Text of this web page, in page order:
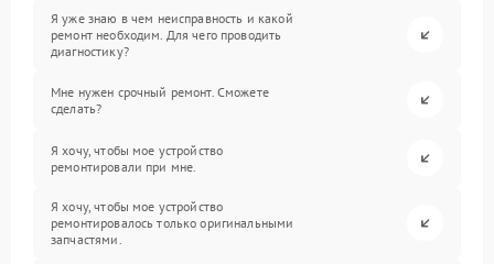
Я уже знаю в чем неисправность и какой
ремонт необходим. Для чего проводить
диагностику?
Мне нужен срочный ремонт. Сможете
сделать?
Я хочу, чтобы мое устройство
ремонтировали при мне.
Я хочу, чтобы мое устройство
ремонтировалось только оригинальными
запчастями.